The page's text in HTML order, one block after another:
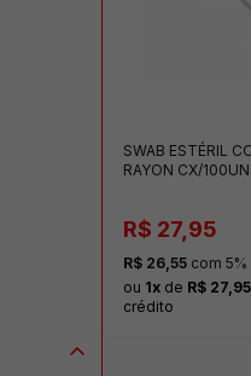
SWAB ESTÉRIL
RAYON CX/
R$ 27,95
R$ 26,55com 5%
ou 1xde R$ 27,95
crédito